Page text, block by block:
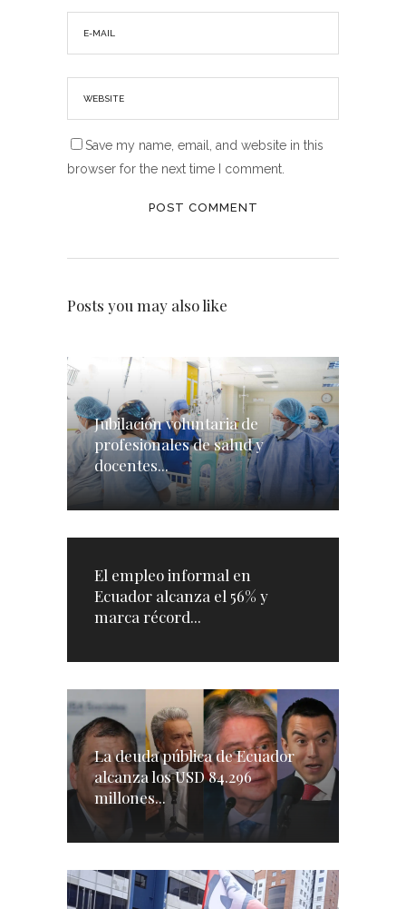
Save my name, email, and website in this
browser for the next time I comment.
Posts you may also like
Jubilación voluntaria de
profesionales de salud y
docentes...
El empleo informal en
Ecuador alcanza el 56% y
marca récord...
La deuda pública de Ecuador
alcanza los USD 84.296
millones...